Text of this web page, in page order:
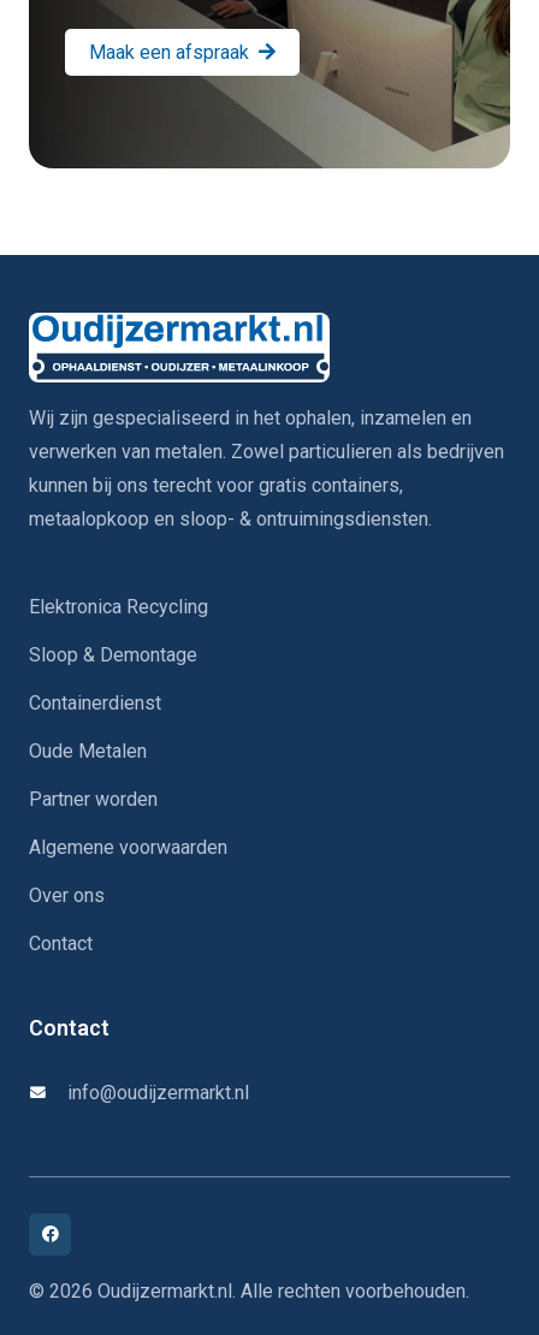
Maak een afspraak
Wij zijn gespecialiseerd in het ophalen, inzamelen en
verwerken van metalen. Zowel particulieren als bedrijven
kunnen bij ons terecht voor gratis containers,
metaalopkoop en sloop- & ontruimingsdiensten.
Elektronica Recycling
Sloop & Demontage
Containerdienst
Oude Metalen
Partner worden
Algemene voorwaarden
Over ons
Contact
Contact
info@oudijzermarkt.nl
© 2026 Oudijzermarkt.nl. Alle rechten voorbehouden.